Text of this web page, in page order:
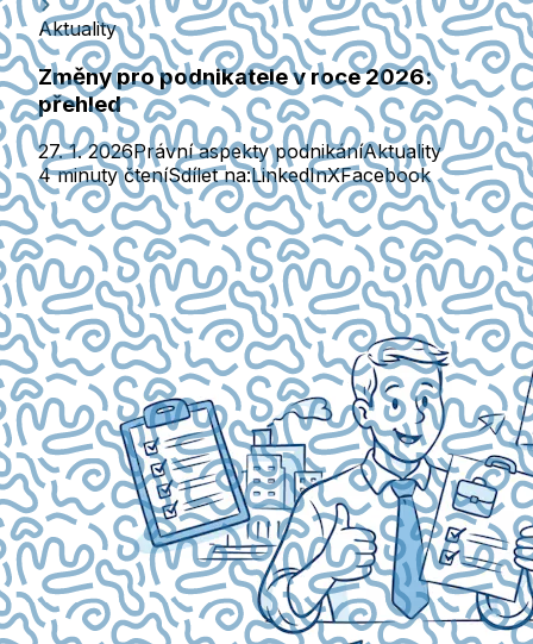
Aktuality
Změny pro podnikatele v roce 2026:
přehled
27. 1. 2026Právní aspekty podnikáníAktuality
4 minuty čteníSdílet na:LinkedInXFacebook